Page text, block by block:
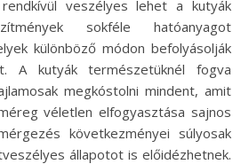
veszélyes lehet a kutyák
sokféle hatóanyagot
különböző módon befolyásolják
A kutyák természetüknél fogva
megkóstolni mindent, amit
véletlen elfogyasztása sajnos
következményei súlyosak
állapotot is előidézhetnek.